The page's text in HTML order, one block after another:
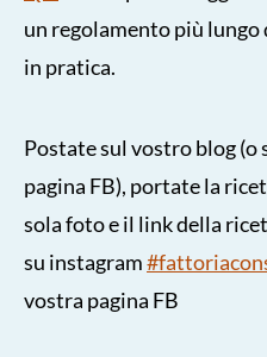
un regolamento più lungo
in pratica.
Postate sul vostro blog (o
pagina FB), portate la
sola foto e il link della
su instagram
vostra pagina FB